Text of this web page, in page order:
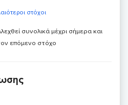
στόχοι
συνολικά μέχρι σήμερα και
επόμενο στόχο